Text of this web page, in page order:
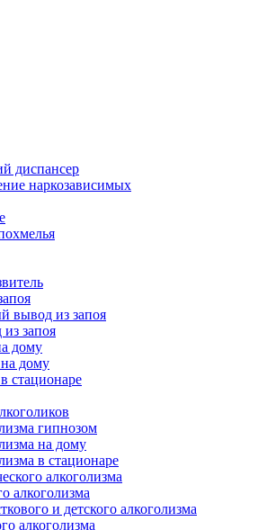
диспансер
наркозависимых
вывод из запоя
запоя
дому
дому
стационаре
гипнозом
на дому
в стационаре
алкоголизма
алкоголизма
и детского алкоголизма
алкоголизма